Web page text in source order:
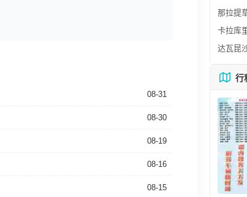
08-31
08-30
08-19
08-16
08-15
那拉提
卡拉库
达瓦昆
行